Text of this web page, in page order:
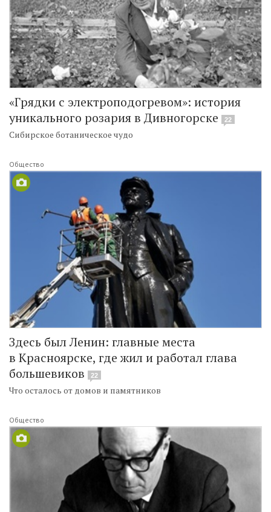
«Грядки с электроподогревом»: история
уникального розария в Дивногорске
22
Сибирское ботаническое чудо
Общество
Здесь был Ленин: главные места
в Красноярске, где жил и работал глава
большевиков
22
Что осталось от домов и памятников
Общество